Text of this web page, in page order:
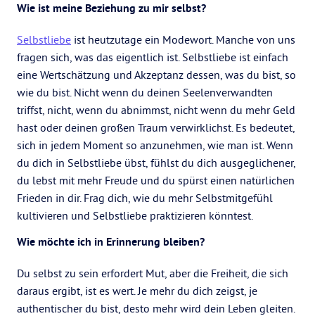
Wie ist meine Beziehung zu mir selbst?
Selbstliebe ist heutzutage ein Modewort. Manche von uns
fragen sich, was das eigentlich ist. Selbstliebe ist einfach
eine Wertschätzung und Akzeptanz dessen, was du bist, so
wie du bist. Nicht wenn du deinen Seelenverwandten
triffst, nicht, wenn du abnimmst, nicht wenn du mehr Geld
hast oder deinen großen Traum verwirklichst. Es bedeutet,
sich in jedem Moment so anzunehmen, wie man ist. Wenn
du dich in Selbstliebe übst, fühlst du dich ausgeglichener,
du lebst mit mehr Freude und du spürst einen natürlichen
Frieden in dir. Frag dich, wie du mehr Selbstmitgefühl
kultivieren und Selbstliebe praktizieren könntest.
Wie möchte ich in Erinnerung bleiben?
Du selbst zu sein erfordert Mut, aber die Freiheit, die sich
daraus ergibt, ist es wert. Je mehr du dich zeigst, je
authentischer du bist, desto mehr wird dein Leben gleiten.